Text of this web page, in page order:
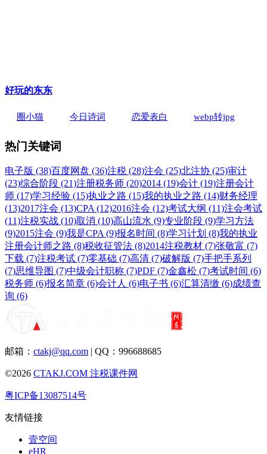
好玩的东东
圈小猫 今日诗词 恋爱表白 webp转jpg
热门关键词
电子版 (38)百度网盘 (36)注税 (28)注会 (25)北注协 (25)审计
(23)综合阶段 (21)注册税务师 (20)2014 (19)会计 (19)注册会计
师 (17)学习经验 (15)执业之路 (15)我的执业之路 (14)财务经理
(13)2017注会 (13)CPA (12)2016注会 (12)考试大纲 (11)注会考试
(11)注税实战 (10)取消 (10)高山流水 (9)专业阶段 (9)学习方法
(9)2015注会 (9)我是CPA (9)报名时间 (8)学习计划 (8)我的执业
注册会计师之路 (8)税收征管法 (8)2014注税教材 (7)张敬富 (7)
下载 (7)注税考试 (7)零基础 (7)高清 (7)破解版 (7)手把手系列
(7)思维导图 (7)中级会计职称 (7)PDF (7)金鑫松 (7)考试时间 (6)
税务师 (6)报名简章 (6)会计人 (6)电子书 (6)汇算清缴 (6)成绩查
询 (6)
邮箱： ctakj@qq.com | QQ：996688685
©2026 CTAKJ.COM 注税课件网
粤ICP备13087514号
友情链接
壹空间
eHR